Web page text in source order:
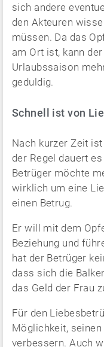
sich andere
den Akteuren
müssen. Da das
am Ort ist, kann
Urlaubssaison
geduldig.
Schnell ist von
Nach kurzer Zeit
der Regel dauert
Betrüger möchte
wirklich um eine
einen Betrug.
Er will mit dem
Beziehung und
hat der Betrüger
dass sich die
das Geld der Frau
Für den
Möglichkeit, seinen
verbessern. Auch